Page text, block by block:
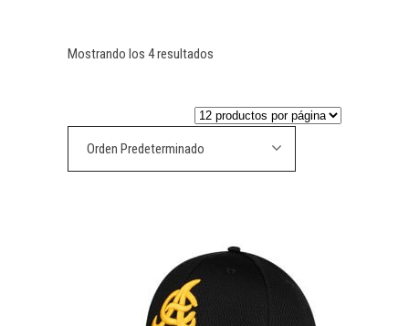
Mostrando los 4 resultados
Orden Predeterminado